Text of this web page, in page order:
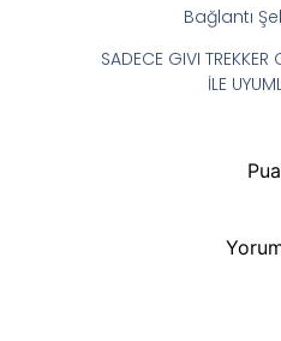
Bağlantı
SADECE GIVI
İLE